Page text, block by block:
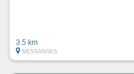
3.5 km
MESSANGES